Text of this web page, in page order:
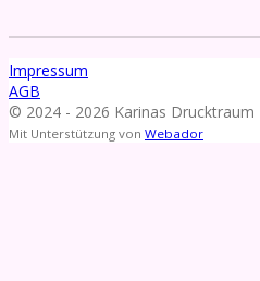
Impressum
AGB
© 2024 - 2026 Karinas Drucktraum
Mit Unterstützung von Webador